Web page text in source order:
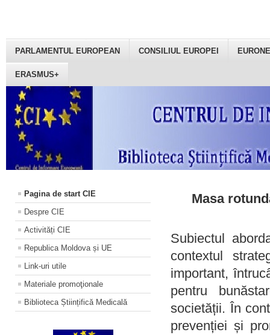
PARLAMENTUL EUROPEAN CONSILIUL EUROPEI
ERASMUS+
Pagina de start CIE
Despre CIE
Activități CIE
Republica Moldova și UE
Link-uri utile
Materiale promoţionale
Biblioteca Științifică Medicală
Masa
Subiectul
contextul
important,
pentru
societății. În
prevenției și